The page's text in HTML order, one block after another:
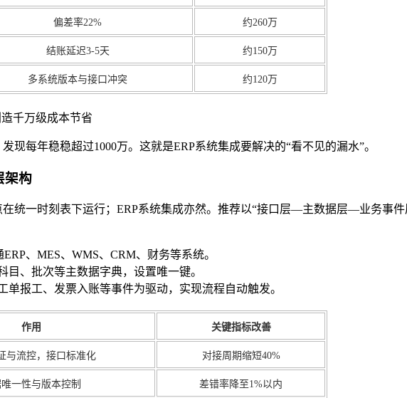
偏差率22% 约260万
结账延迟3-5天 约150万
多系统版本与接口冲突 约120万
现每年稳稳超过1000万。这就是ERP系统集成要解决的“看不见的漏水”。
架构
统一时刻表下运行；ERP系统集成亦然。推荐以“接口层—主数据层—业务事
、MES、WMS、CRM、财务等系统。
、批次等主数据字典，设置唯一键。
报工、发票入账等事件为驱动，实现流程自动触发。
作用 关键指标改善
与流控，接口标准化 对接周期缩短40%
一性与版本控制 差错率降至1%以内